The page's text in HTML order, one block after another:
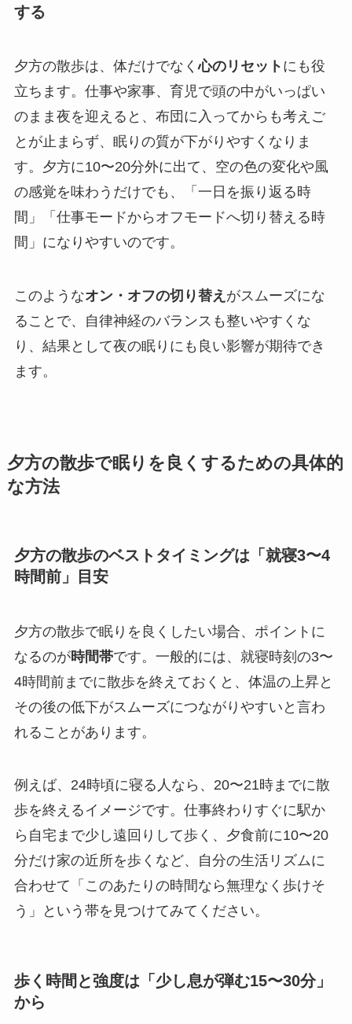
する
夕方の散歩は、体だけでなく心のリセット にも役
立ちます。仕事や家事、育児で頭の中がいっぱい
のまま夜を迎えると、布団に入ってからも考えご
とが止まらず、眠りの質が下がりやすくなりま
す。夕方に10〜20分外に出て、空の色の変化や風
の感覚を味わうだけでも、「一日を振り返る時
間」「仕事モードからオフモードへ切り替える時
間」になりやすいのです。
このようなオン・オフの切り替え がスムーズにな
ることで、自律神経のバランスも整いやすくな
り、結果として夜の眠りにも良い影響が期待でき
ます。
夕方の散歩で眠りを良くするための具体的
な方法
夕方の散歩のベストタイミングは「就寝3〜4
時間前」目安
夕方の散歩で眠りを良くしたい場合、ポイントに
なるのが時間帯です。一般的には、就寝時刻の3〜
4時間前までに散歩を終えておくと、体温の上昇と
その後の低下がスムーズにつながりやすいと言わ
れることがあります。
例えば、24時頃に寝る人なら、20〜21時までに散
歩を終えるイメージです。仕事終わりすぐに駅か
ら自宅まで少し遠回りして歩く、夕食前に10〜20
分だけ家の近所を歩くなど、自分の生活リズムに
合わせて「このあたりの時間なら無理なく歩けそ
う」という帯を見つけてみてください。
歩く時間と強度は「少し息が弾む15〜30分」
から